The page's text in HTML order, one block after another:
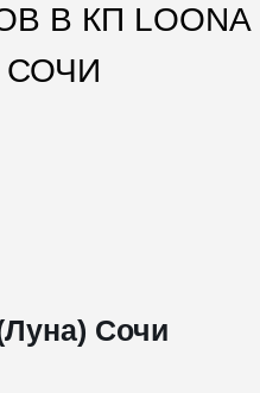
В КП LOONA
СОЧИ
Сочи